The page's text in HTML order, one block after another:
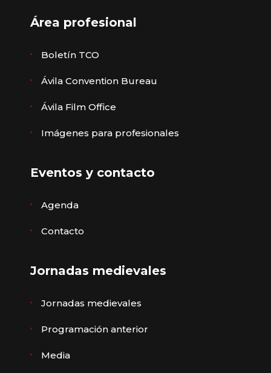
Área profesional
Boletín TCO
Ávila Convention Bureau
Ávila Film Office
Imágenes para profesionales
Eventos y contacto
Agenda
Contacto
Jornadas medievales
Jornadas medievales
Programación anterior
Media